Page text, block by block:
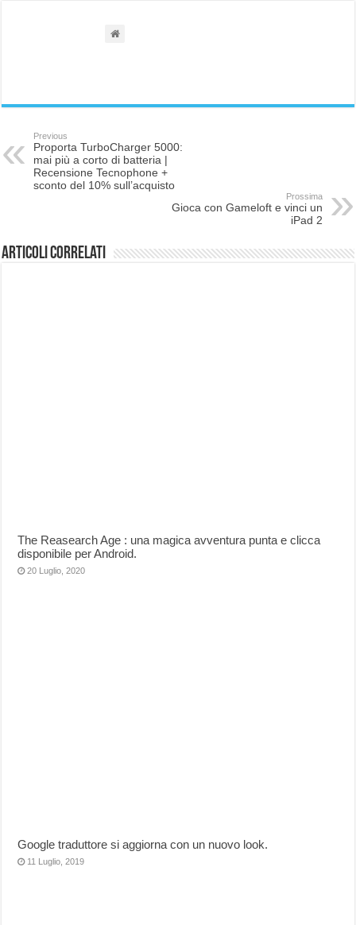
Previous
Proporta TurboCharger 5000:
mai più a corto di batteria |
Recensione Tecnophone +
sconto del 10% sull’acquisto
Prossima
Gioca con Gameloft e vinci un
iPad 2
Articoli correlati
The Reasearch Age : una magica avventura punta e clicca
disponibile per Android.
20 Luglio, 2020
Google traduttore si aggiorna con un nuovo look.
11 Luglio, 2019